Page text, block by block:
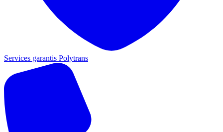
Services garantis Polytrans